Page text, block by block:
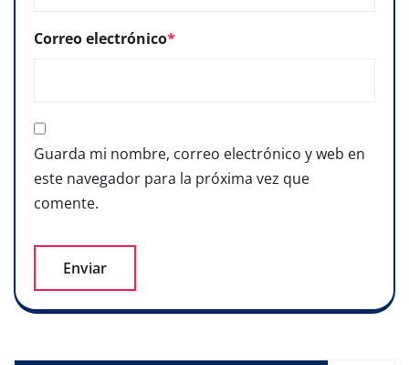
Correo electrónico*
Guarda mi nombre, correo electrónico y web en
este navegador para la próxima vez que
comente.